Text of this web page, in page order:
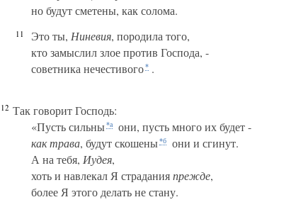
но будут сметены, как солома.
11 Это ты, Ниневия, породила того,
кто замыслил злое против Господа, -
советника нечестивого* .
12 Так говорит Господь:
«Пусть сильны*а
они, пусть много их будет -
как трава, будут скошены*б
они и сгинут.
А на тебя, Иудея,
хоть и навлекал Я страданияпрежде,
более Я этого делать не стану.